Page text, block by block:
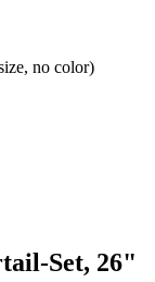
no color)
Set, 26"